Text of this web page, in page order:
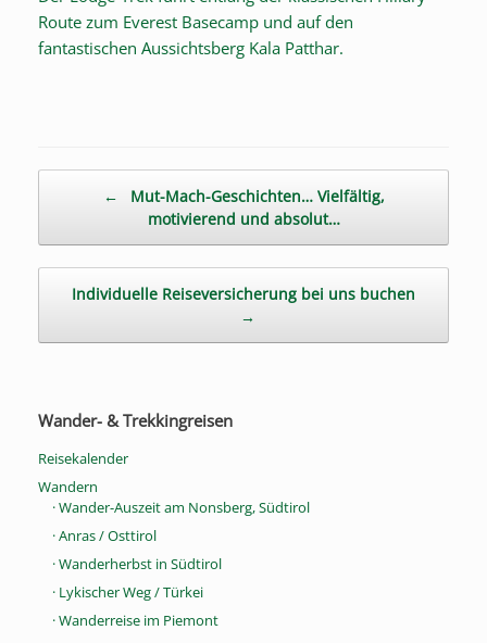
Route zum Everest Basecamp und auf den
fantastischen Aussichtsberg Kala Patthar.
←
Mut-Mach-Geschichten… Vielfältig,
motivierend und absolut…
Individuelle Reiseversicherung bei uns buchen
→
Wander- & Trekkingreisen
Reisekalender
Wandern
· Wander-Auszeit am Nonsberg, Südtirol
· Anras / Osttirol
· Wanderherbst in Südtirol
· Lykischer Weg / Türkei
· Wanderreise im Piemont